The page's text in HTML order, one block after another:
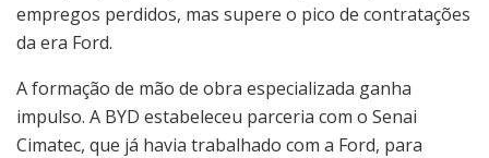
empregos perdidos, mas supere o pico de contratações
da era Ford.
A formação de mão de obra especializada ganha
impulso. A BYD estabeleceu parceria com o Senai
Cimatec, que já havia trabalhado com a Ford, para